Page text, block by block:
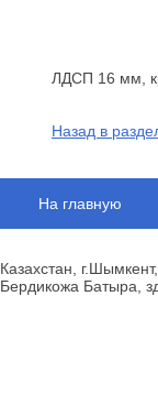
ЛДСП 16 мм,
Назад в
На главную
Казахстан,
Бердикожа Батыра,